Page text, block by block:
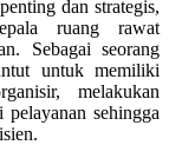
dan strategis,
ruang rawat
Sebagai seorang
untuk memiliki
melakukan
pelayanan sehingga